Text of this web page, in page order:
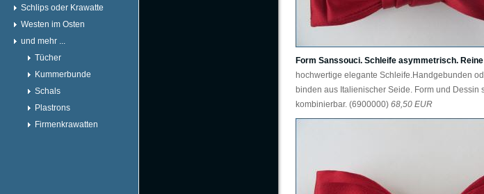
Schlips oder Krawatte
Westen im Osten
und mehr ...
Tücher
Kummerbunde
Schals
Plastrons
Firmenkrawatten
Form Sanssouci. Schleife asymmetrisch.
hochwertige elegante Schleife.Handgebunden
binden aus Italienischer Seide. Form und Dessin
kombinierbar. (6900000) 68,50 EUR